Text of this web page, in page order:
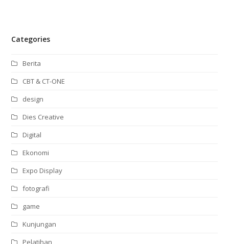
Categories
Berita
CBT & CT-ONE
design
Dies Creative
Digital
Ekonomi
Expo Display
fotografi
game
Kunjungan
Pelatihan